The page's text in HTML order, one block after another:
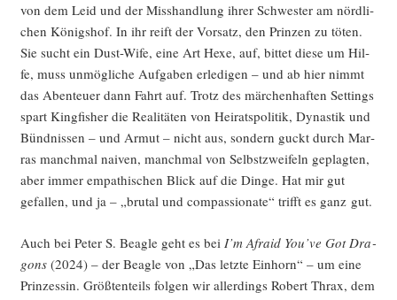
von dem Leid und der Miss­hand­lung ihrer Schwes­ter am nörd­li­
chen Königs­hof. In ihr reift der Vor­satz, den Prin­zen zu töten.
Sie sucht ein Dust-Wife, eine Art Hexe, auf, bit­tet die­se um Hil­
fe, muss unmög­li­che Auf­ga­ben erle­di­gen – und ab hier nimmt
das Aben­teu­er dann Fahrt auf. Trotz des mär­chen­haf­ten Set­tings
spart King­fi­sher die Rea­li­tä­ten von Hei­rats­po­li­tik, Dynas­tik und
Bünd­nis­sen – und Armut – nicht aus, son­dern guckt durch Mar­
ras manch­mal nai­ven, manch­mal von Selbst­zwei­feln geplag­ten,
aber immer empa­thi­schen Blick auf die Din­ge. Hat mir gut
gefal­len, und ja – „bru­tal und com­pas­sio­na­te“ trifft es ganz gut.
Auch bei Peter S. Bea­gle geht es bei I’m Afraid You’­ve Got Dra­
gons(2024) – der Bea­gle von „Das letz­te Ein­horn“ – um eine
Prin­zes­sin. Größ­ten­teils fol­gen wir aller­dings Robert Thrax, dem